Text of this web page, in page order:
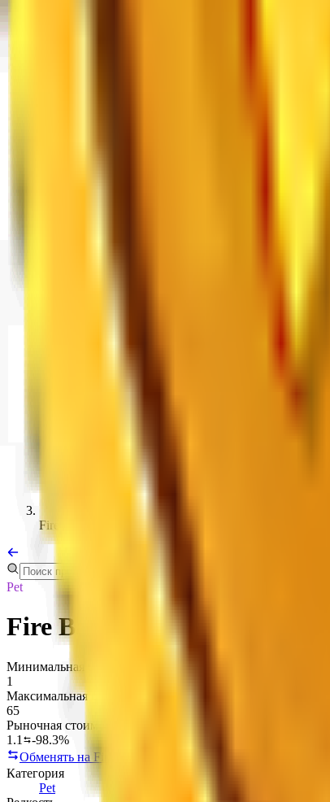
Fire Bat
Pet
Fire Bat
Минимальная стоимость
1
Максимальная стоимость
65
Рыночная стоимость
1.1
-98.3%
Обменять на Fire Bat
Категория
Pet